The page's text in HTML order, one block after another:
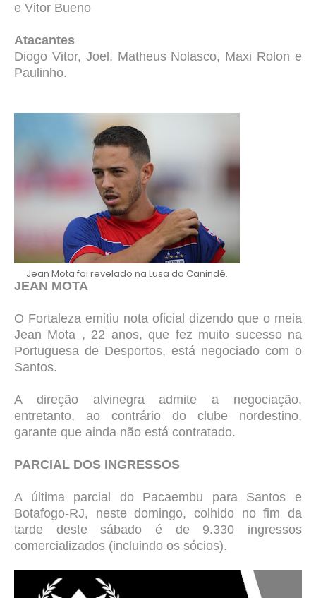
e Vitor Bueno
Atacantes
Diogo Vitor, Joel, Matheus Nolasco, Maxi Rolon e
Paulinho.
Jean Mota foi revelado na Lusa do Canindé.
JEAN MOTA
O Fortaleza emitiu nota oficial dizendo que o meia
Jean Mota , 22 anos, que fez muito sucesso na
Portuguesa de Desportos, está negociado com o
Santos.
A direção alvinegra admite a negociação,
entretanto, ao contrário do clube nordestino,
garante que ainda não está contratado.
PARCIAL DOS INGRESSOS
A última parcial do Pacaembu para Santos e
Botafogo-RJ, neste domingo, colhido no fim da
tarde deste sábado é de 9.330 ingressos
comercializados (incluindo os sócios).